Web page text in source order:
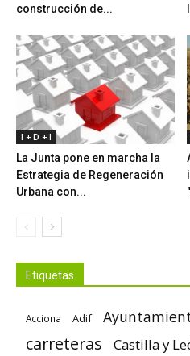
construcción de...
I + D + I
La Junta pone en marcha la
Estrategia de Regeneración
Urbana con...
Etiquetas
Acciona Adif
carreteras
Castilla y